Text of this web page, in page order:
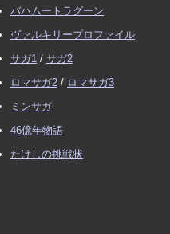
バハムートラグーン
ヴァルキリープロファイル
サガ1 / サガ2
ロマサガ2 / ロマサガ3
ミンサガ
46億年物語
たけしの挑戦状